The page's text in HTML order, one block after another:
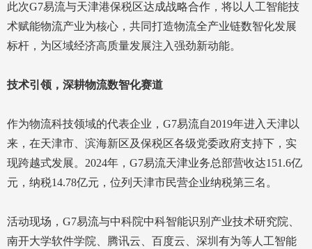
此次G7易流与天津港保税区达成战略合作，将以人工智能技
术赋能物流产业为核心，共同打造物流全产业链数智化发展
标杆，为区域经济高质量发展注入强劲新动能。
技术引领，深耕物流数智化赛道
作为物流科技领域的代表企业，G7易流自2019年进入天津以
来，在天津市、滨海新区及保税区各级党委政府支持下，实
现跨越式发展。2024年，G7易流天津业务总部营收达151.6亿
元，纳税14.78亿元，位列天津市民营企业纳税第三名。
活动现场，G7易流与中科院中科智能识别产业技术研究院、
南开大学软件学院、腾讯云、百度云、深圳有为等人工智能